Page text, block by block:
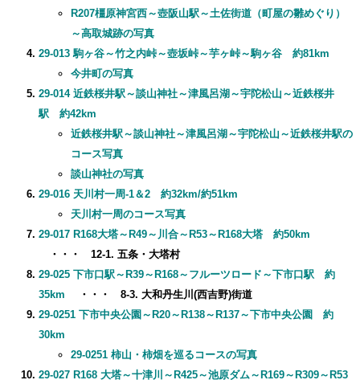
R207橿原神宮西～壺阪山駅～土佐街道（町屋の雛めぐり）
～高取城跡の写真
29-013 駒ヶ谷～竹之内峠～壺坂峠～芋ヶ峠～駒ヶ谷 約81km
今井町の写真
29-014 近鉄桜井駅～談山神社～津風呂湖～宇陀松山～近鉄桜井
駅 約42km
近鉄桜井駅～談山神社～津風呂湖～宇陀松山～近鉄桜井駅の
コース写真
談山神社の写真
29-016 天川村一周-1＆2 約32km/約51km
天川村一周のコース写真
29-017 R168大塔～R49～川合～R53～R168大塔 約50km
・・・ 12-1. 五条・大塔村
29-025 下市口駅～R39～R168～フルーツロード～下市口駅 約
35km ・・・ 8-3. 大和丹生川(西吉野)街道
29-0251 下市中央公園～R20～R138～R137～下市中央公園 約
30km
29-0251 柿山・柿畑を巡るコースの写真
29-027 R168 大塔～十津川～R425～池原ダム～R169～R309～R53